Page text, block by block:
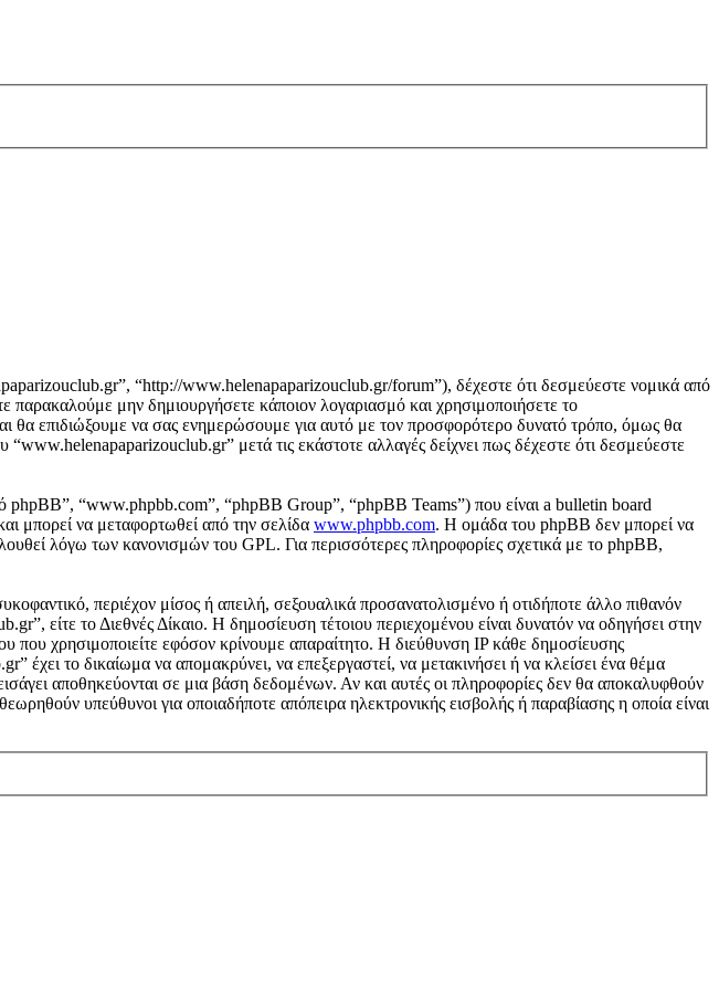
“http://www.helenapaparizouclub.gr/forum”), δέχεστε ότι δεσμεύεστε νομικά από
μην δημιουργήσετε κάποιον λογαριασμό και χρησιμοποιήσετε το
θα επιδιώξουμε να σας ενημερώσουμε για αυτό με τον προσφορότερο δυνατό τρόπο, όμως θα
μετά τις εκάστοτε αλλαγές δείχνει πως δέχεστε ότι δεσμεύεστε
phpBB”, “www.phpbb.com”, “phpBB Group”, “phpBB Teams”) που είναι a bulletin board
μπορεί να μεταφορτωθεί από την σελίδα www.phpbb.com. Η ομάδα του phpBB δεν μπορεί να
λόγω των κανονισμών του GPL. Για περισσότερες πληροφορίες σχετικά με το phpBB,
περιέχον μίσος ή απειλή, σεξουαλικά προσανατολισμένο ή οτιδήποτε άλλο πιθανόν
είτε το Διεθνές Δίκαιο. Η δημοσίευση τέτοιου περιεχομένου είναι δυνατόν να οδηγήσει στην
χρησιμοποιείτε εφόσον κρίνουμε απαραίτητο. Η διεύθυνση IP κάθε δημοσίευσης
έχει το δικαίωμα να απομακρύνει, να επεξεργαστεί, να μετακινήσει ή να κλείσει ένα θέμα
αποθηκεύονται σε μια βάση δεδομένων. Αν και αυτές οι πληροφορίες δεν θα αποκαλυφθούν
υπεύθυνοι για οποιαδήποτε απόπειρα ηλεκτρονικής εισβολής ή παραβίασης η οποία είναι